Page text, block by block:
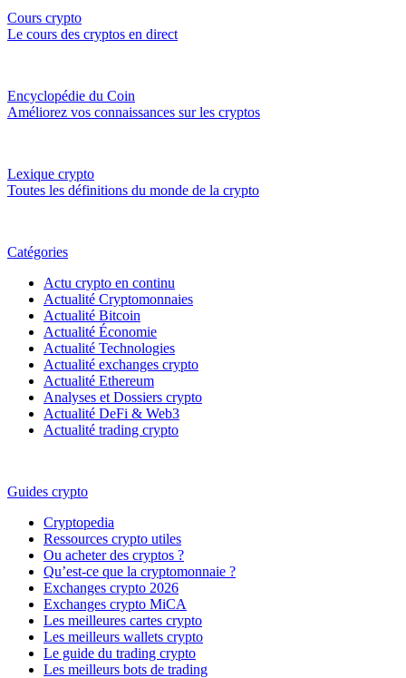
Cours crypto
Le cours des cryptos en direct
Encyclopédie du Coin
Améliorez vos connaissances sur les cryptos
Lexique crypto
Toutes les définitions du monde de la crypto
Catégories
Actu crypto en continu
Actualité Cryptomonnaies
Actualité Bitcoin
Actualité Économie
Actualité Technologies
Actualité exchanges crypto
Actualité Ethereum
Analyses et Dossiers crypto
Actualité DeFi & Web3
Actualité trading crypto
Guides crypto
Cryptopedia
Ressources crypto utiles
Ou acheter des cryptos ?
Qu’est-ce que la cryptomonnaie ?
Exchanges crypto 2026
Exchanges crypto MiCA
Les meilleures cartes crypto
Les meilleurs wallets crypto
Le guide du trading crypto
Les meilleurs bots de trading